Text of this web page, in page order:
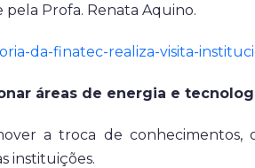
pela Profa. Renata Aquino.
da-finatec-realiza-visita-
áreas de energia e
a troca de
instituições.